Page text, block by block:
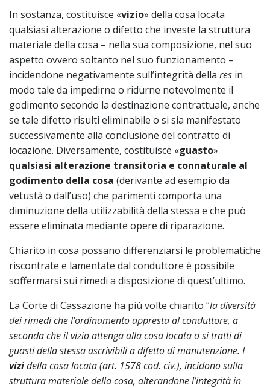
In sostanza, costituisce «vizio» della cosa locata
qualsiasi alterazione o difetto che investe la struttura
materiale della cosa – nella sua composizione, nel suo
aspetto ovvero soltanto nel suo funzionamento –
incidendone negativamente sull’integrità della res in
modo tale da impedirne o ridurne notevolmente il
godimento secondo la destinazione contrattuale, anche
se tale difetto risulti eliminabile o si sia manifestato
successivamente alla conclusione del contratto di
locazione. Diversamente, costituisce «guasto»
qualsiasi alterazione transitoria e connaturale al
godimento della cosa (derivante ad esempio da
vetustà o dall’uso) che parimenti comporta una
diminuzione della utilizzabilità della stessa e che può
essere eliminata mediante opere di riparazione.
Chiarito in cosa possano differenziarsi le problematiche
riscontrate e lamentate dal conduttore è possibile
soffermarsi sui rimedi a disposizione di quest’ultimo.
La Corte di Cassazione ha più volte chiarito “la diversità
dei rimedi che l’ordinamento appresta al conduttore, a
seconda che il vizio attenga alla cosa locata o si tratti di
guasti della stessa ascrivibili a difetto di manutenzione. I
vizidella cosa locata (art. 1578 cod. civ.), incidono sulla
struttura materiale della cosa, alterandone l’integrità in